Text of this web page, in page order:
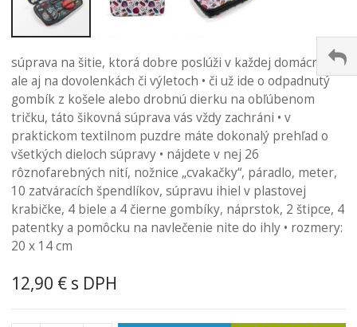
na
začiatok
galérie
obrázkov
súprava na šitie, ktorá dobre poslúži v každej domácnosti,
ale aj na dovolenkách či výletoch • či už ide o odpadnutý
gombík z košele alebo drobnú dierku na obľúbenom
tričku, táto šikovná súprava vás vždy zachráni • v
praktickom textilnom puzdre máte dokonalý prehľad o
všetkých dieloch súpravy • nájdete v nej 26
rôznofarebných nití, nožnice „cvakačky“, páradlo, meter,
10 zatváracích špendlíkov, súpravu ihiel v plastovej
krabičke, 4 biele a 4 čierne gombíky, náprstok, 2 štipce, 4
patentky a pomôcku na navlečenie nite do ihly • rozmery:
20 x 14 cm
12,90 €